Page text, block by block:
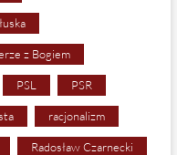
z Bogiem
PSL PSR
racjonalizm
Radosław Czarnecki